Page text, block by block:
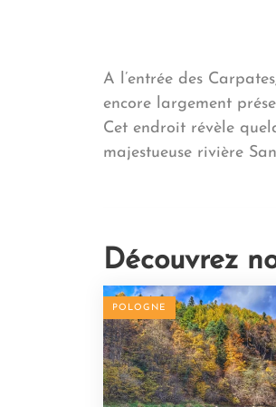
A l’entrée des
encore largement
Cet endroit révèle
majestueuse rivière
Découvrez
POLOGNE